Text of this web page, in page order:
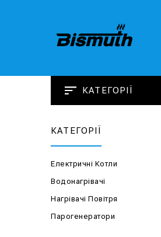
КАТЕГОРІЇ
КАТЕГОРІЇ
Електричні Котли
Водонагрівачі
Нагрівачі Повітря
Парогенератори